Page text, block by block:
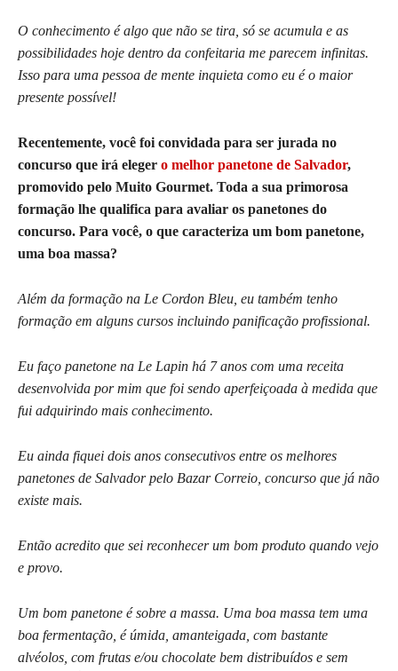
O conhecimento é algo que não se tira, só se acumula e as
possibilidades hoje dentro da confeitaria me parecem infinitas.
Isso para uma pessoa de mente inquieta como eu é o maior
presente possível!
Recentemente, você foi convidada para ser jurada no
concurso que irá eleger o melhor panetone de Salvador,
promovido pelo Muito Gourmet. Toda a sua primorosa
formação lhe qualifica para avaliar os panetones do
concurso. Para você, o que caracteriza um bom panetone,
uma boa massa?
Além da formação na Le Cordon Bleu, eu também tenho
formação em alguns cursos incluindo panificação profissional.
Eu faço panetone na Le Lapin há 7 anos com uma receita
desenvolvida por mim que foi sendo aperfeiçoada à medida que
fui adquirindo mais conhecimento.
Eu ainda fiquei dois anos consecutivos entre os melhores
panetones de Salvador pelo Bazar Correio, concurso que já não
existe mais.
Então acredito que sei reconhecer um bom produto quando vejo
e provo.
Um bom panetone é sobre a massa. Uma boa massa tem uma
boa fermentação, é úmida, amanteigada, com bastante
alvéolos, com frutas e/ou chocolate bem distribuídos e sem